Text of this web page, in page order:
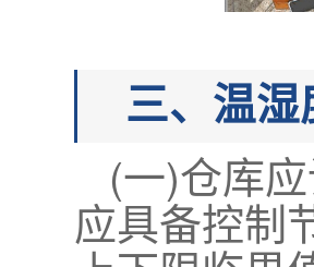
三、温
(一)仓库
应具备控制